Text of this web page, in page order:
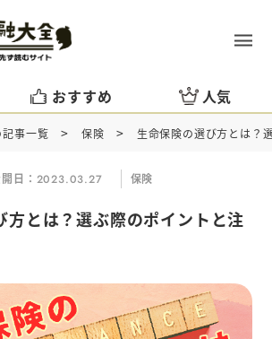
おすすめ 人気
記事一覧 > 保険 > 生命保険の選び方とは？
日： 2023.03.27 保険
方とは？選ぶ際のポイントと注